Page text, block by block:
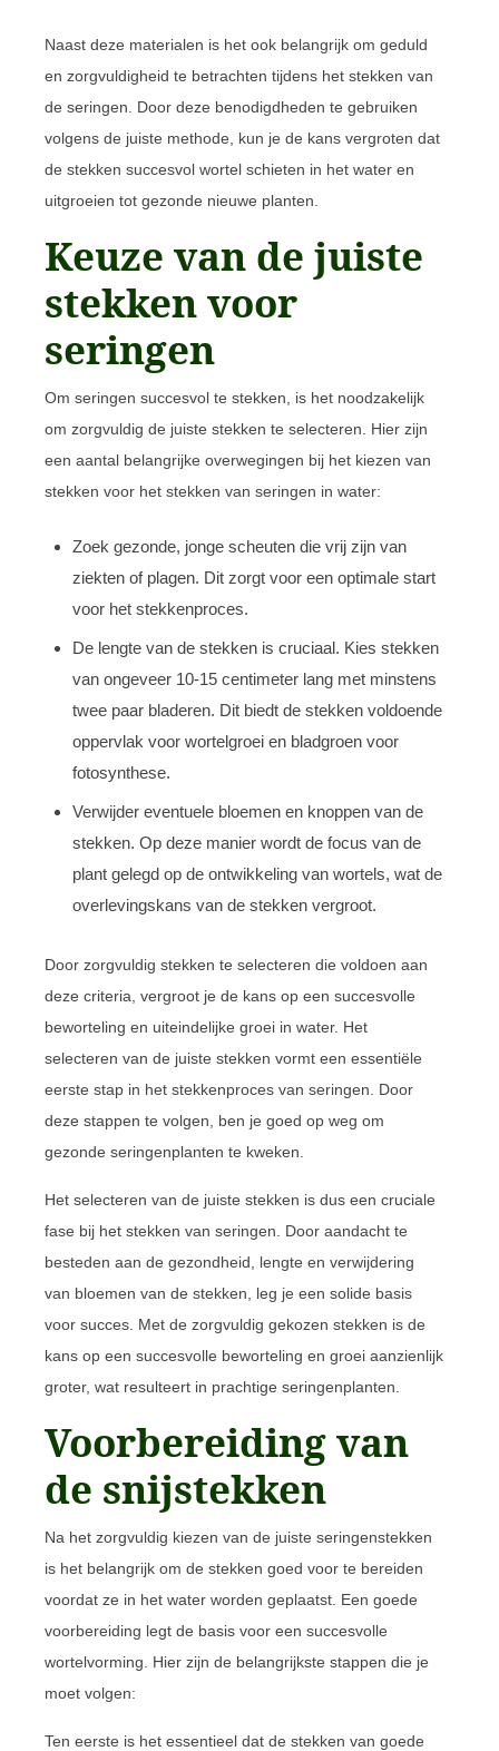
Naast deze materialen is het ook belangrijk om geduld
en zorgvuldigheid te betrachten tijdens het stekken van
de seringen. Door deze benodigdheden te gebruiken
volgens de juiste methode, kun je de kans vergroten dat
de stekken succesvol wortel schieten in het water en
uitgroeien tot gezonde nieuwe planten.
Keuze van de juiste
stekken voor
seringen
Om seringen succesvol te stekken, is het noodzakelijk
om zorgvuldig de juiste stekken te selecteren. Hier zijn
een aantal belangrijke overwegingen bij het kiezen van
stekken voor het stekken van seringen in water:
Zoek gezonde, jonge scheuten die vrij zijn van
ziekten of plagen. Dit zorgt voor een optimale start
voor het stekkenproces.
De lengte van de stekken is cruciaal. Kies stekken
van ongeveer 10-15 centimeter lang met minstens
twee paar bladeren. Dit biedt de stekken voldoende
oppervlak voor wortelgroei en bladgroen voor
fotosynthese.
Verwijder eventuele bloemen en knoppen van de
stekken. Op deze manier wordt de focus van de
plant gelegd op de ontwikkeling van wortels, wat de
overlevingskans van de stekken vergroot.
Door zorgvuldig stekken te selecteren die voldoen aan
deze criteria, vergroot je de kans op een succesvolle
beworteling en uiteindelijke groei in water. Het
selecteren van de juiste stekken vormt een essentiële
eerste stap in het stekkenproces van seringen. Door
deze stappen te volgen, ben je goed op weg om
gezonde seringenplanten te kweken.
Het selecteren van de juiste stekken is dus een cruciale
fase bij het stekken van seringen. Door aandacht te
besteden aan de gezondheid, lengte en verwijdering
van bloemen van de stekken, leg je een solide basis
voor succes. Met de zorgvuldig gekozen stekken is de
kans op een succesvolle beworteling en groei aanzienlijk
groter, wat resulteert in prachtige seringenplanten.
Voorbereiding van
de snijstekken
Na het zorgvuldig kiezen van de juiste seringenstekken
is het belangrijk om de stekken goed voor te bereiden
voordat ze in het water worden geplaatst. Een goede
voorbereiding legt de basis voor een succesvolle
wortelvorming. Hier zijn de belangrijkste stappen die je
moet volgen:
Ten eerste is het essentieel dat de stekken van goede